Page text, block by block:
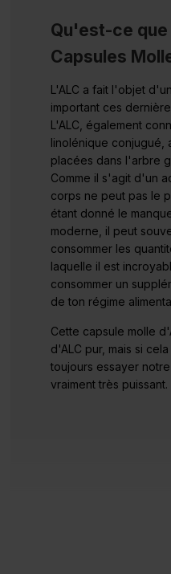
Qu'est-ce que
Capsules
L'ALC a fait l'objet
important ces
L'ALC, également
linolénique conjugué,
placées dans l'arbre
Comme il s'agit d'un
corps ne peut pas le
étant donné le
moderne, il peut
consommer les
laquelle il est
consommer un
de ton régime
Cette capsule molle
d'ALC pur, mais si
toujours essayer notre
vraiment très puissant.